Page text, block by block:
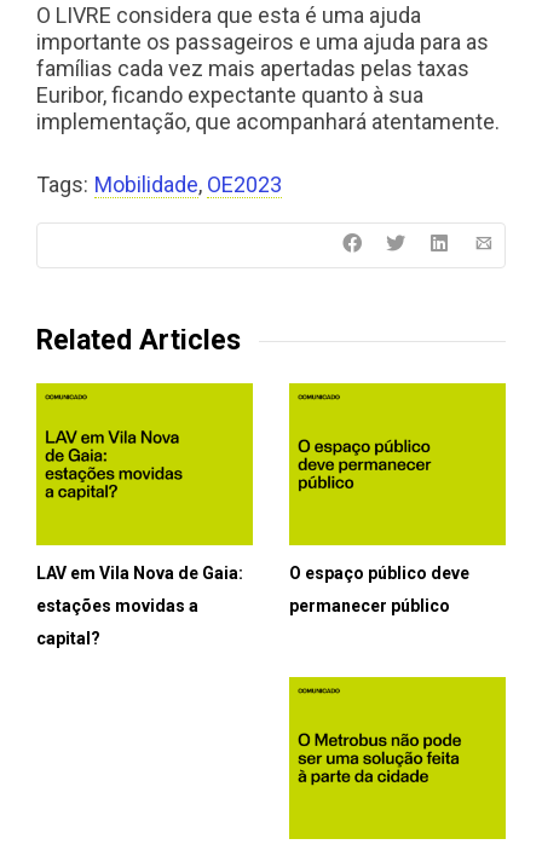
O LIVRE considera que esta é uma ajuda
importante os passageiros e uma ajuda para as
famílias cada vez mais apertadas pelas taxas
Euribor, ficando expectante quanto à sua
implementação, que acompanhará atentamente.
Tags: Mobilidade, OE2023
Related Articles
LAV em Vila Nova de Gaia:
estações movidas a
capital?
O espaço público deve
permanecer público